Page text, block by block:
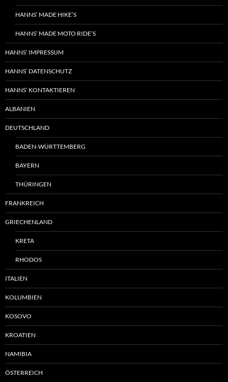
HANNS’ MADE HIKE’S
HANNS’ MADE MOTO RIDE’S
HANNS‘ IMPRESSUM
HANNS‘ DATENSCHUTZ
HANNS‘ KONTAKTIEREN
ALBANIEN
DEUTSCHLAND
BADEN-WÜRTTEMBERG
BAYERN
THÜRINGEN
FRANKREICH
GRIECHENLAND
KRETA
RHODOS
ITALIEN
KOLUMBIEN
KOSOVO
KROATIEN
NAMIBIA
ÖSTERREICH